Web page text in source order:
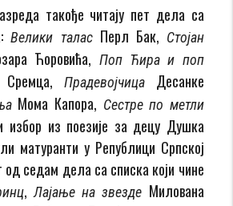
такође читају пет дела са
Велики талас Перл Бак, Стојан
Ћоровића, Поп Ћира и поп
Сремца, Прадевојчица Десанке
Мома Капора, Сестре по метли
избор из поезије за децу Душка
матуранти у Републици Српској
од седам дела са списка који чине
,Лајање на звезде Милована